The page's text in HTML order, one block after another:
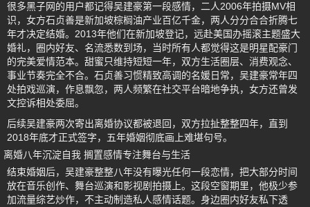
很多黑子网的用户都记得吴建豪第一段感情，二人2006年拍摄MV相
识，女方石贞善是新加坡棕榈油产业百亿千金，两人分分合合折腾七
年才决定结婚。2013年他们在新加坡登记，远赴美国办摇滚主题盛大
婚礼，圈内好友、名流悉数到场，当时所有人都觉得这是明星配豪门
的完美爱情范本。甜蜜只维持短短一年，双方生活圈层、消费观念、
事业节奏完全不合。石贞善习惯精致高调的名媛日常，吴建豪常年四
处拍戏巡演，作息飘忽，两人频繁在社交平台暗地争执，女方还曾发
文控诉相处委屈。
后续吴建豪两次寄出离婚协议都被退回，双方拉扯整整四年，直到
2018年底才正式签字，五年婚姻彻底画上难堪句号。
离婚八年沉淀自我 搁置感情专注舞台与生活
结束婚姻后，吴建豪整整八年没有曝光任何一段恋情，把大部分时间
放在音乐创作、舞台巡演和影视剧拍摄上。这段空窗期里，他极少参
加流量综艺炒作，不主动制造私人感情话题。身边圈内好友私下透